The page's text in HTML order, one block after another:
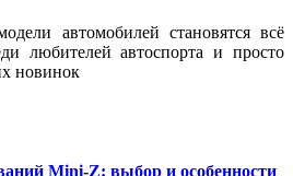
автомобилей становятся всё
любителей автоспорта и просто
новинок
Mini-Z: выбор и особенности